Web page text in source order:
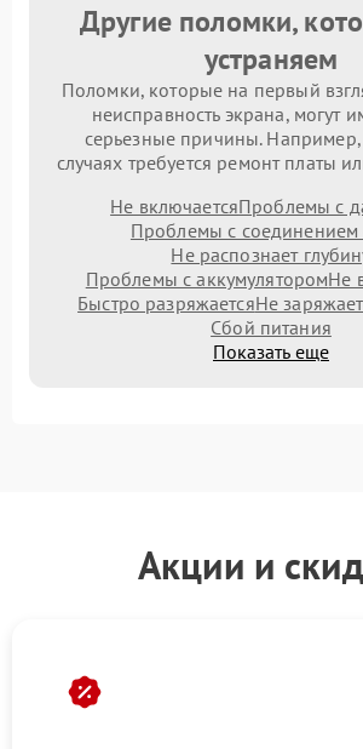
Другие поломки,
устраняем
Поломки, которые на первый
неисправность экрана, могут
серьезные причины.
случаях требуется ремонт платы
Не включаетсяПроблемы с
Проблемы с соединением
Не распознает
Проблемы с аккумуляторомНе
Быстро разряжаетсяНе
Сбой питания
Показать еще
Акции и